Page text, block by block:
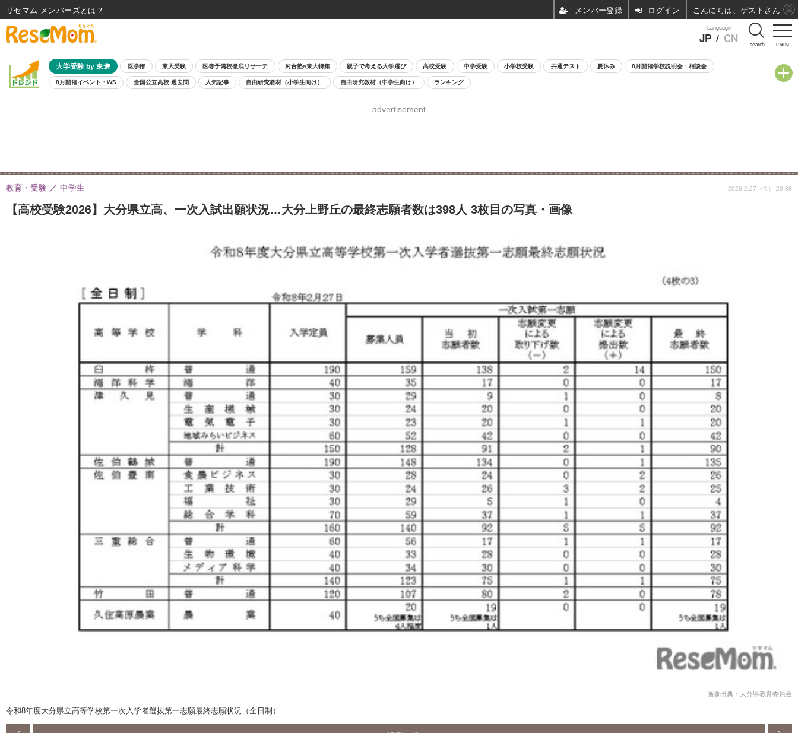
menu
Language
JP / CN search
大学受験 by 東進 医学部 東大受験 医専予備校徹底リサーチ 河合塾×東大特集 親子で考える大学選び 高校受験 中学受験 小学校受験 共通テスト 夏休み 8月開催学校説明会・相談会
8月開催イベント・WS 全国公立高校 過去問 人気記事 自由研究教材（小学生向け） 自由研究教材（中学生向け） ランキング
advertisement
【高校受験2026】大分県立高、一次入試出願状況…大分上野丘の最終志願者数は398人 3枚目の写真・画像
教育・受験 中学生 2026.2.27（金） 20:38
画像出典：大分県教育委員会
令和8年度大分県立高等学校第一次入学者選抜第一志願最終志願状況（全日制）
リセマム メンバーズ ログイン こんにちは、ゲストさん